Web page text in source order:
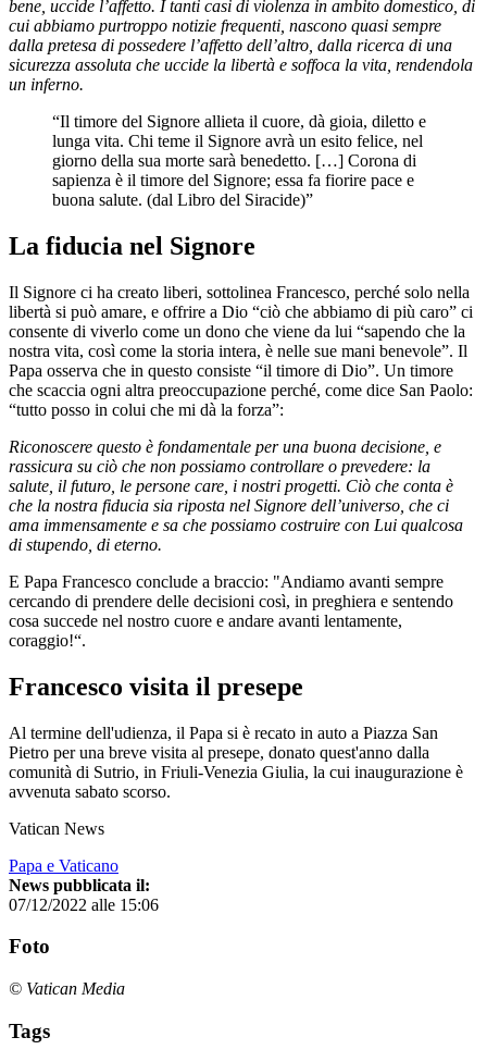
bene, uccide l’affetto. I tanti casi di violenza in ambito domestico, di
cui abbiamo purtroppo notizie frequenti, nascono quasi sempre
dalla pretesa di possedere l’affetto dell’altro, dalla ricerca di una
sicurezza assoluta che uccide la libertà e soffoca la vita, rendendola
un inferno.
“Il timore del Signore allieta il cuore, dà gioia, diletto e
lunga vita. Chi teme il Signore avrà un esito felice, nel
giorno della sua morte sarà benedetto. […] Corona di
sapienza è il timore del Signore; essa fa fiorire pace e
buona salute. (dal Libro del Siracide)”
La fiducia nel Signore
Il Signore ci ha creato liberi, sottolinea Francesco, perché solo nella
libertà si può amare, e offrire a Dio “ciò che abbiamo di più caro” ci
consente di viverlo come un dono che viene da lui “sapendo che la
nostra vita, così come la storia intera, è nelle sue mani benevole”. Il
Papa osserva che in questo consiste “il timore di Dio”. Un timore
che scaccia ogni altra preoccupazione perché, come dice San Paolo:
“tutto posso in colui che mi dà la forza”:
Riconoscere questo è fondamentale per una buona decisione, e
rassicura su ciò che non possiamo controllare o prevedere: la
salute, il futuro, le persone care, i nostri progetti. Ciò che conta è
che la nostra fiducia sia riposta nel Signore dell’universo, che ci
ama immensamente e sa che possiamo costruire con Lui qualcosa
di stupendo, di eterno.
E Papa Francesco conclude a braccio: "Andiamo avanti sempre
cercando di prendere delle decisioni così, in preghiera e sentendo
cosa succede nel nostro cuore e andare avanti lentamente,
coraggio!“.
Francesco visita il presepe
Al termine dell'udienza, il Papa si è recato in auto a Piazza San
Pietro per una breve visita al presepe, donato quest'anno dalla
comunità di Sutrio, in Friuli-Venezia Giulia, la cui inaugurazione è
avvenuta sabato scorso.
Vatican News
Papa e Vaticano
News pubblicata il:
07/12/2022 alle 15:06
Foto
© Vatican Media
Tags